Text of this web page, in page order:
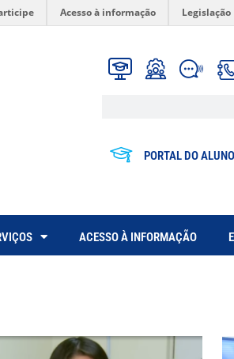
Acesso à informação Legislação
PORTAL DO ALUNO
ACESSO À INFORMAÇÃO